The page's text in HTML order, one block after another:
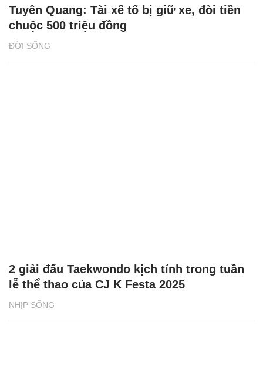
ĐỜI SỐNG
Tuyên Quang: Tài xế tố bị giữ xe, đòi tiền
chuộc 500 triệu đồng
NHỊP SỐNG
2 giải đấu Taekwondo kịch tính trong tuần
lễ thể thao của CJ K Festa 2025